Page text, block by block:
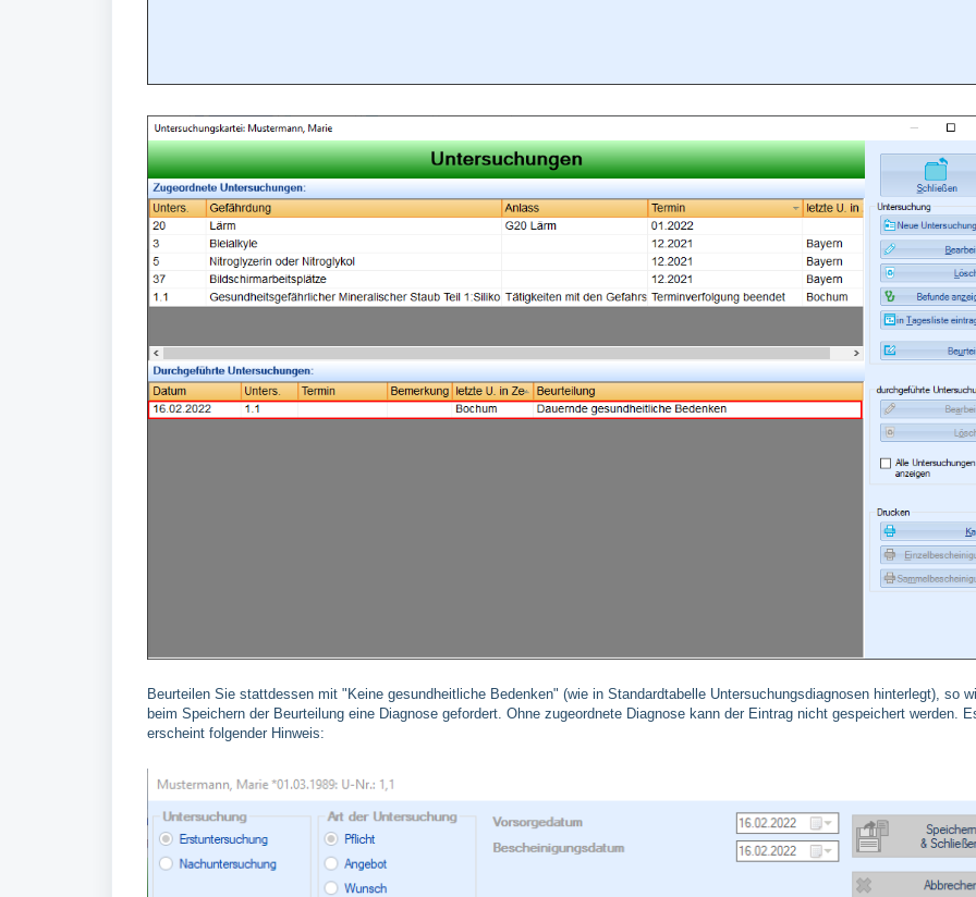
Beurteilen Sie stattdessen mit "Keine gesundheitliche Bedenken" (wie in Standardtabelle Untersuchungsdiagnosen hinterlegt), so
beim Speichern der Beurteilung eine Diagnose gefordert. Ohne zugeordnete Diagnose kann der Eintrag nicht gespeichert werden.
erscheint folgender Hinweis: